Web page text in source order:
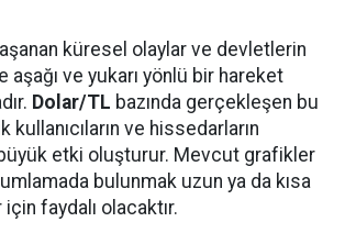
küresel olaylar ve devletlerin
ve yukarı yönlü bir hareket
Dolar/TL bazında gerçekleşen bu
ve hissedarların
etki oluşturur. Mevcut grafikler
bulunmak uzun ya da kısa
için faydalı olacaktır.